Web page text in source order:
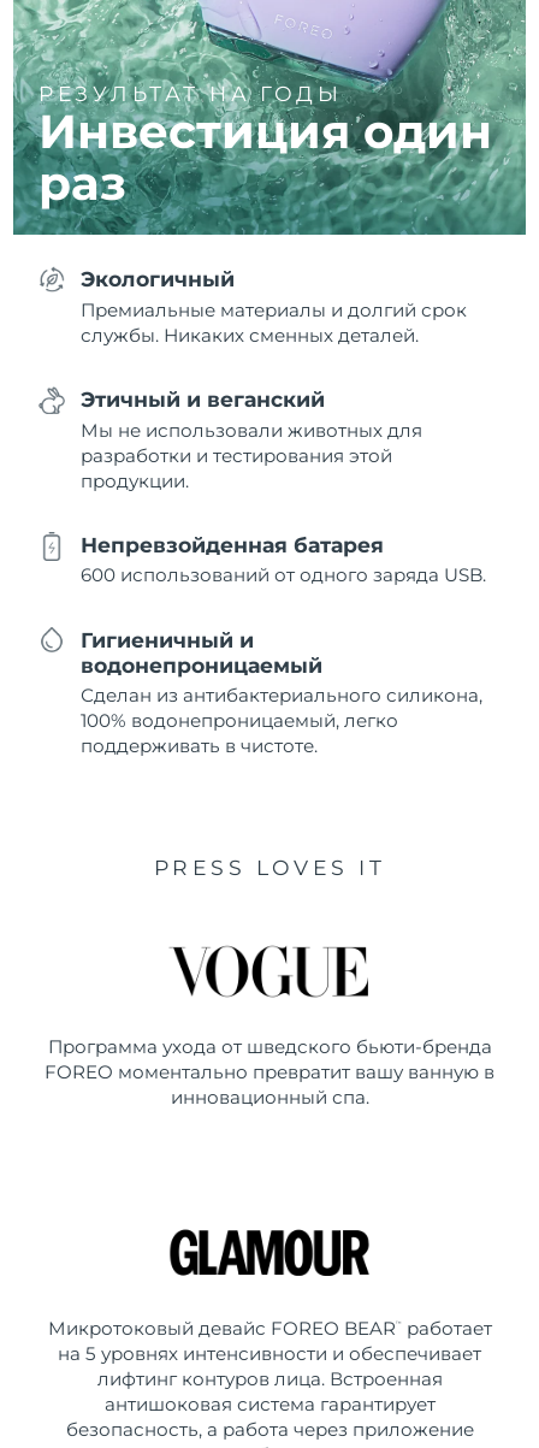
РЕЗУЛЬТАТ НА ГОДЫ
Инвестиция один
раз
Экологичный
Премиальные материалы и долгий срок
службы. Никаких сменных деталей.
Этичный и веганский
Мы не использовали животных для
разработки и тестирования этой
продукции.
Непревзойденная батарея
600 использований от одного заряда USB.
Гигиеничный и
водонепроницаемый
Сделан из антибактериального силикона,
100% водонепроницаемый, легко
поддерживать в чистоте.
PRESS LOVES IT
Программа ухода от шведского бьюти-бренда
FOREO моментально превратит вашу ванную в
инновационный спа.
Микротоковый девайс FOREO BEAR ™
работает
на 5 уровнях интенсивности и обеспечивает
лифтинг контуров лица. Встроенная
антишоковая система гарантирует
безопасность, а работа через приложение